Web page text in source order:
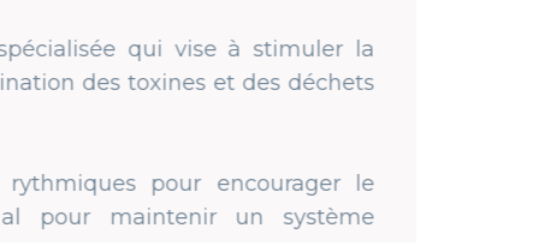
vise à stimuler la
et des déchets
encourager le
un système